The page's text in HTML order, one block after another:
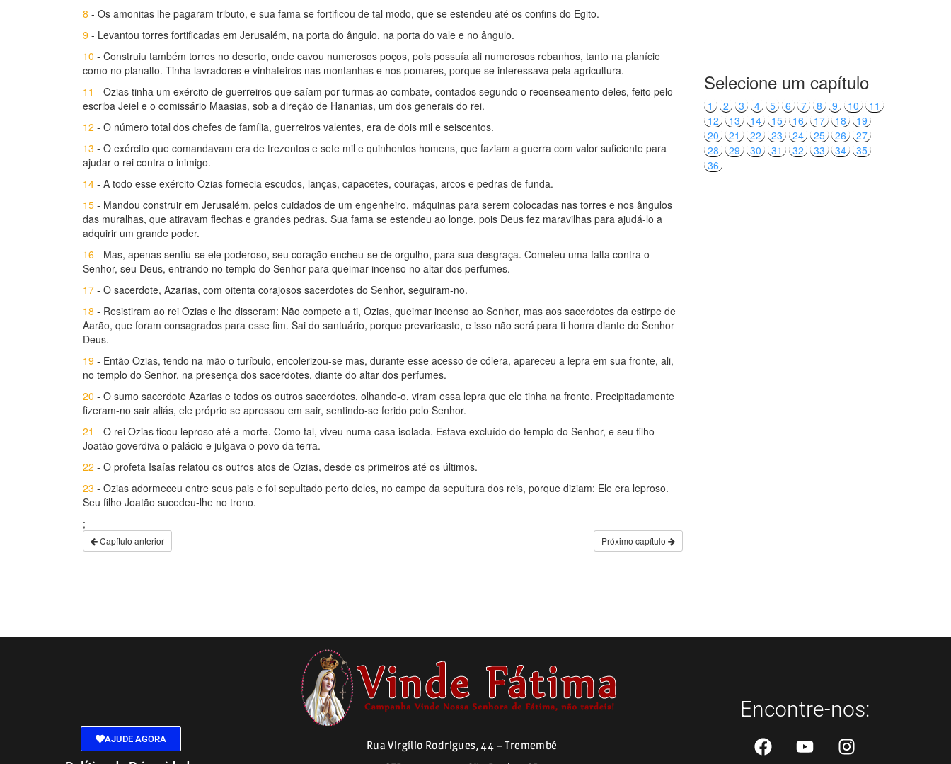
8 - Os amonitas lhe pagaram tributo, e sua fama se fortificou de tal modo, que se estendeu até os confins do Egito.
9 - Levantou torres fortificadas em Jerusalém, na porta do ângulo, na porta do vale e no ângulo.
10 - Construiu também torres no deserto, onde cavou numerosos poços, pois possuía ali numerosos rebanhos, tanto na planície
como no planalto. Tinha lavradores e vinhateiros nas montanhas e nos pomares, porque se interessava pela agricultura.
11 - Ozias tinha um exército de guerreiros que saíam por turmas ao combate, contados segundo o recenseamento deles, feito pelo
escriba Jeiel e o comissário Maasias, sob a direção de Hananias, um dos generais do rei.
12 - O número total dos chefes de família, guerreiros valentes, era de dois mil e seiscentos.
13 - O exército que comandavam era de trezentos e sete mil e quinhentos homens, que faziam a guerra com valor suficiente para
ajudar o rei contra o inimigo.
14 - A todo esse exército Ozias fornecia escudos, lanças, capacetes, couraças, arcos e pedras de funda.
15 - Mandou construir em Jerusalém, pelos cuidados de um engenheiro, máquinas para serem colocadas nas torres e nos ângulos
das muralhas, que atiravam flechas e grandes pedras. Sua fama se estendeu ao longe, pois Deus fez maravilhas para ajudá-lo a
adquirir um grande poder.
16 - Mas, apenas sentiu-se ele poderoso, seu coração encheu-se de orgulho, para sua desgraça. Cometeu uma falta contra o
Senhor, seu Deus, entrando no templo do Senhor para queimar incenso no altar dos perfumes.
17 - O sacerdote, Azarias, com oitenta corajosos sacerdotes do Senhor, seguiram-no.
18 - Resistiram ao rei Ozias e lhe disseram: Não compete a ti, Ozias, queimar incenso ao Senhor, mas aos sacerdotes da estirpe de
Aarão, que foram consagrados para esse fim. Sai do santuário, porque prevaricaste, e isso não será para ti honra diante do Senhor
Deus.
19 - Então Ozias, tendo na mão o turíbulo, encolerizou-se mas, durante esse acesso de cólera, apareceu a lepra em sua fronte, ali,
no templo do Senhor, na presença dos sacerdotes, diante do altar dos perfumes.
20 - O sumo sacerdote Azarias e todos os outros sacerdotes, olhando-o, viram essa lepra que ele tinha na fronte. Precipitadamente
fizeram-no sair aliás, ele próprio se apressou em sair, sentindo-se ferido pelo Senhor.
21 - O rei Ozias ficou leproso até a morte. Como tal, viveu numa casa isolada. Estava excluído do templo do Senhor, e seu filho
Joatão goverdiva o palácio e julgava o povo da terra.
22 - O profeta Isaías relatou os outros atos de Ozias, desde os primeiros até os últimos.
23 - Ozias adormeceu entre seus pais e foi sepultado perto deles, no campo da sepultura dos reis, porque diziam: Ele era leproso.
Seu filho Joatão sucedeu-lhe no trono.
;
Capítulo anterior Próximo capítulo
Selecione um capítulo
1 2 3 4 5 6 7 8 9 10
11
12
13 14 15 16 17 18
19
20
21 22 23 24 25 26
27
28
29 30 31 32 33 34
35
36
AJUDE AGORA
Rua Virgílio Rodrigues, 44 – Tremembé
Encontre-nos: